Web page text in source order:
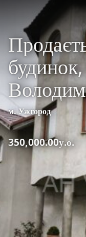
м. Ужгород
350,000.00у.о.